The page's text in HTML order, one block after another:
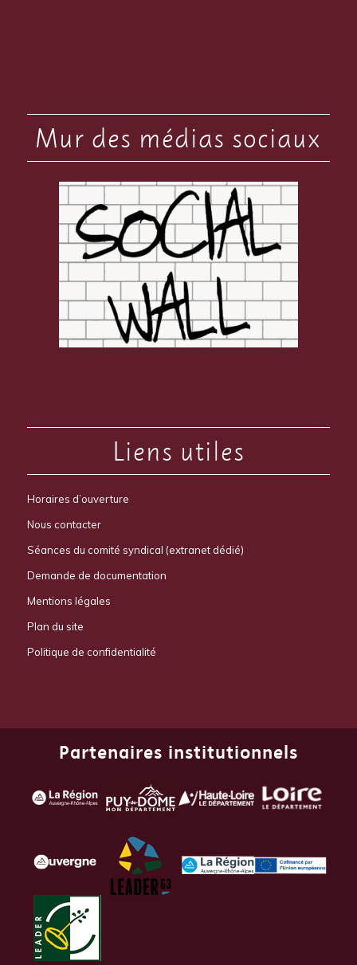
Mur des médias sociaux
Liens utiles
Horaires d’ouverture
Nous contacter
Séances du comité syndical (extranet dédié)
Demande de documentation
Mentions légales
Plan du site
Politique de confidentialité
Partenaires institutionnels